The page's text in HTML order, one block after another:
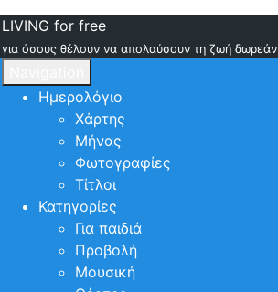
LIVING for free
για όσους θέλουν να απολαύσουν τη ζωή δωρεάν
Ημερολόγιο
Χάρτης
Μήνας
Φωτογραφίες
Τίτλοι
Κατηγορίες
Για παιδιά
Προβολή
Μουσική